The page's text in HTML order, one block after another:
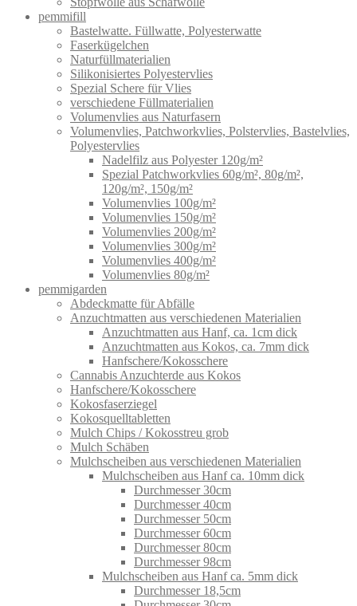
pemmifill
Bastelwatte. Füllwatte, Polyesterwatte
Faserkügelchen
Naturfüllmaterialien
Silikonisiertes Polyestervlies
Spezial Schere für Vlies
verschiedene Füllmaterialien
Volumenvlies aus Naturfasern
Volumenvlies, Patchworkvlies, Polstervlies, Bastelvlies,
Polyestervlies
Nadelfilz aus Polyester 120g/m²
Spezial Patchworkvlies 60g/m², 80g/m²,
120g/m², 150g/m²
Volumenvlies 100g/m²
Volumenvlies 150g/m²
Volumenvlies 200g/m²
Volumenvlies 300g/m²
Volumenvlies 400g/m²
Volumenvlies 80g/m²
pemmigarden
Abdeckmatte für Abfälle
Anzuchtmatten aus verschiedenen Materialien
Anzuchtmatten aus Hanf, ca. 1cm dick
Anzuchtmatten aus Kokos, ca. 7mm dick
Hanfschere/Kokosschere
Cannabis Anzuchterde aus Kokos
Hanfschere/Kokosschere
Kokosfaserziegel
Kokosquelltabletten
Mulch Chips / Kokosstreu grob
Mulch Schäben
Mulchscheiben aus verschiedenen Materialien
Mulchscheiben aus Hanf ca. 10mm dick
Durchmesser 30cm
Durchmesser 40cm
Durchmesser 50cm
Durchmesser 60cm
Durchmesser 80cm
Durchmesser 98cm
Mulchscheiben aus Hanf ca. 5mm dick
Durchmesser 18,5cm